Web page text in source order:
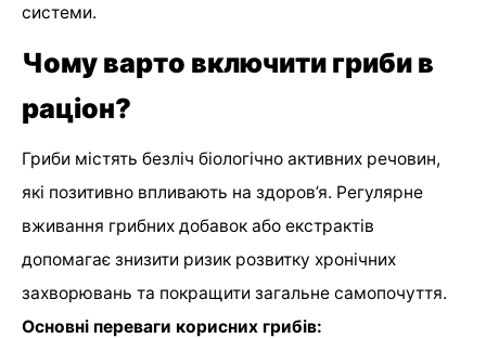
системи.
Чому варто включити гриби в
раціон?
Гриби містять безліч біологічно активних речовин,
які позитивно впливають на здоров’я. Регулярне
вживання грибних добавок або екстрактів
допомагає знизити ризик розвитку хронічних
захворювань та покращити загальне самопочуття.
Основні переваги корисних грибів: